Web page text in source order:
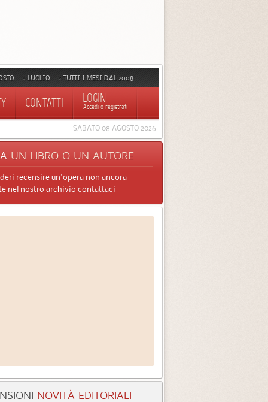
LUGLIO TUTTI I MESI DAL 2008
CONTATTI LOGIN
Accedi o registrati
SABATO 08 AGOSTO 2026
UN LIBRO O UN AUTORE
recensire un'opera non ancora
nel nostro archivio contattaci
NOVITÀ EDITORIALI